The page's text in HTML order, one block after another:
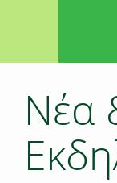
Νέα